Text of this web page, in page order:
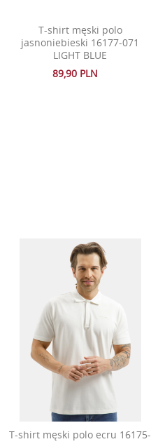
T-shirt męski polo
jasnoniebieski 16177-071
LIGHT BLUE
89,90 PLN
T-shirt męski polo ecru 16175-